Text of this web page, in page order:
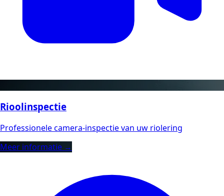
Rioolinspectie
Professionele camera-inspectie van uw riolering
Meer informatie →